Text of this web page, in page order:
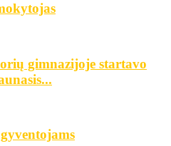
gimnazijoje startavo